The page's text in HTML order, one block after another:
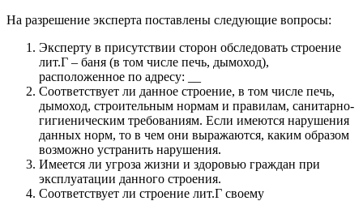
На разрешение эксперта поставлены следующие вопросы:
Эксперту в присутствии сторон обследовать строение
лит.Г – баня (в том числе печь, дымоход),
расположенное по адресу: __
Соответствует ли данное строение, в том числе печь,
дымоход, строительным нормам и правилам, санитарно-
гигиеническим требованиям. Если имеются нарушения
данных норм, то в чем они выражаются, каким образом
возможно устранить нарушения.
Имеется ли угроза жизни и здоровью граждан при
эксплуатации данного строения.
Соответствует ли строение лит.Г своему